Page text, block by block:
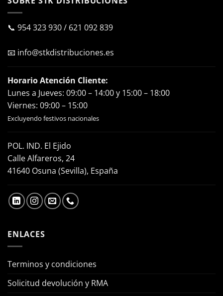
📞 954 323 930/ 621 092 839
📧 info@stkdistribuciones.es
Horario Atención Cliente:
Lunes a Jueves: 09:00 – 14:00 y 15:00 – 18:00
Viernes: 09:00 – 15:00
Excluyendo festivos nacionales
POL. IND. El Ejido
Calle Alfareros, 24
41640 Osuna (Sevilla), España
ENLACES
Terminos y condiciones
Solicitud devolución y RMA